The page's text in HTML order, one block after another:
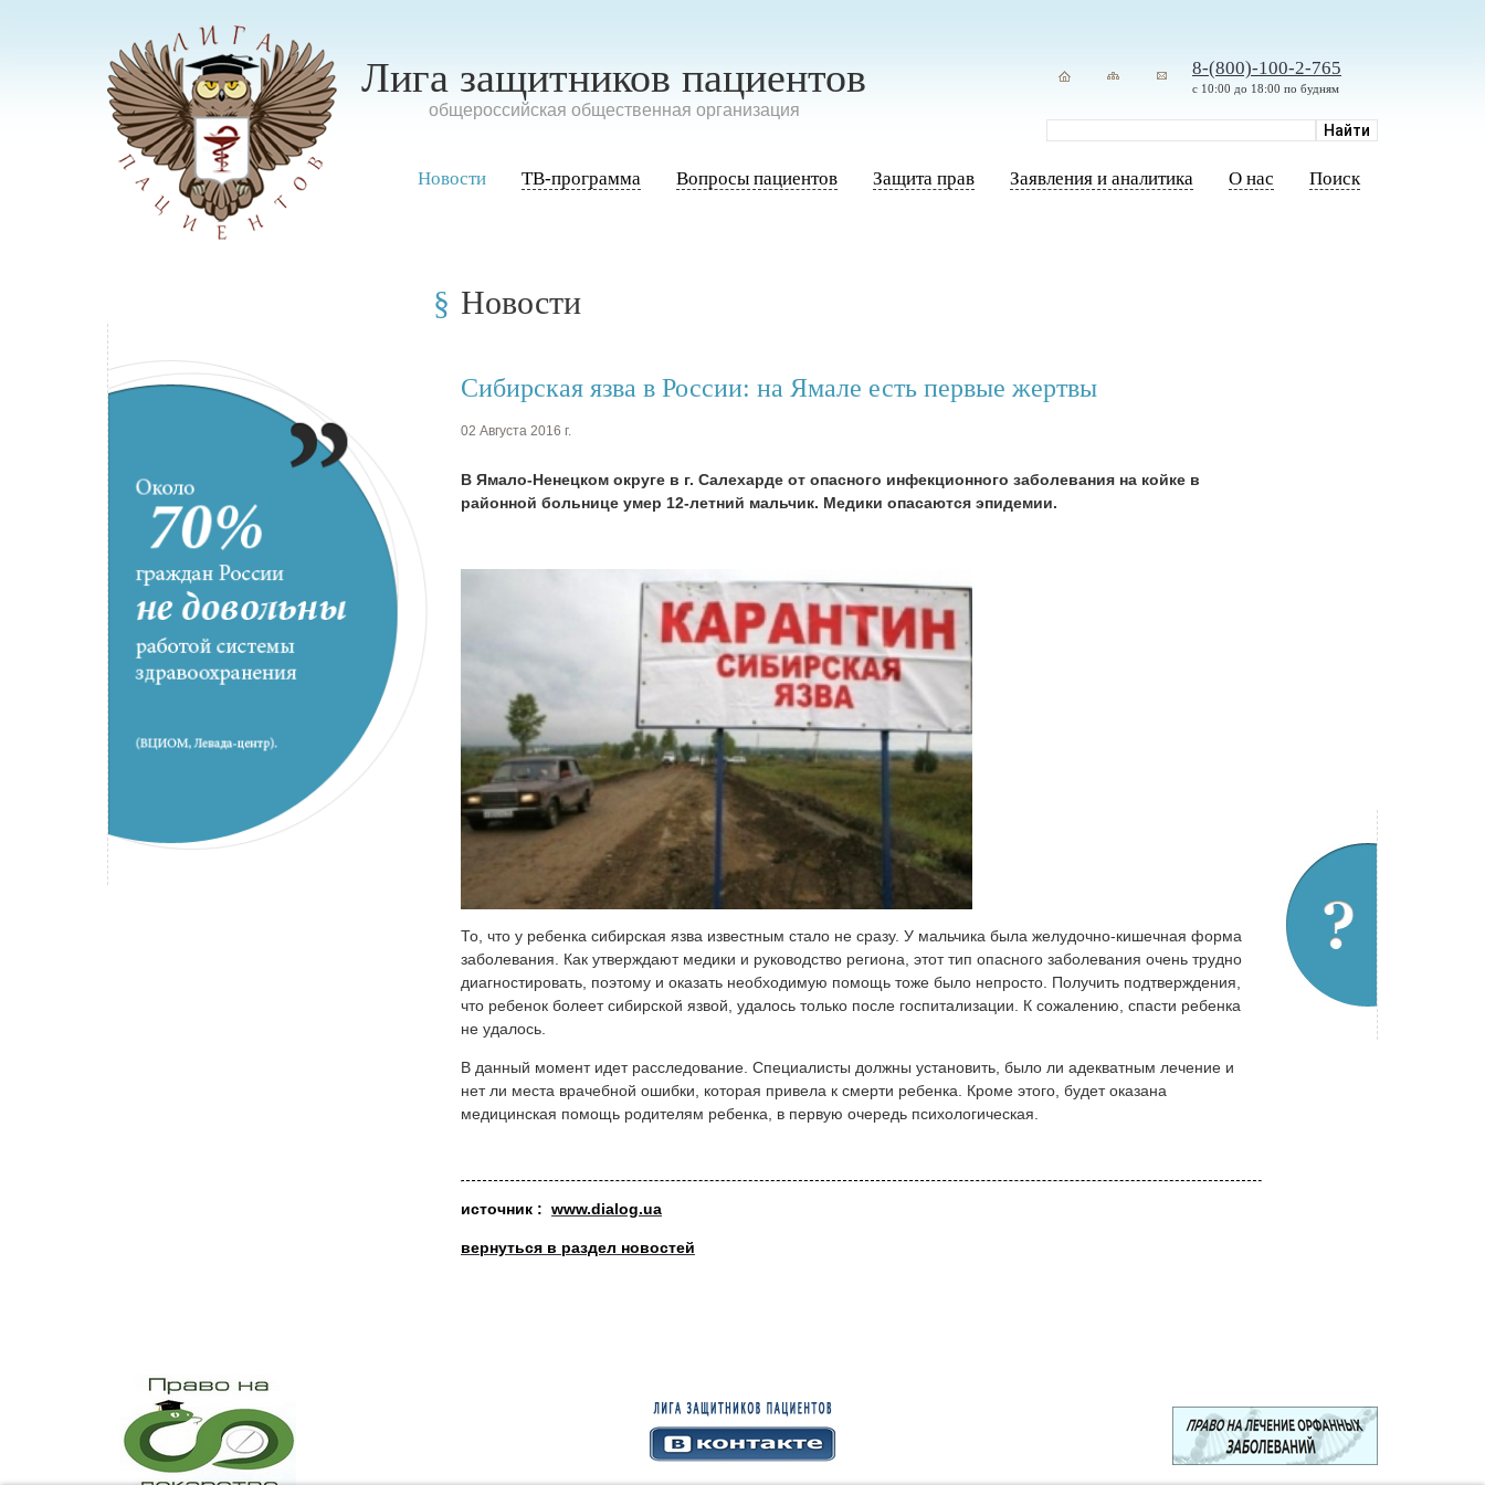
Лига защитников пациентов
oбщероссийская общественная организация
8-(800)-100-2-765
с 10:00 до 18:00 по будням
Новости ТВ-программа Вопросы пациентов Защита прав Заявления и аналитика О нас Поиск
Новости
Сибирская язва в России: на Ямале есть первые жертвы
02 Августа 2016 г.
В Ямало-Ненецком округе в г. Салехарде от опасного инфекционного заболевания на койке в
районной больнице умер 12-летний мальчик. Медики опасаются эпидемии.
То, что у ребенка сибирская язва известным стало не сразу. У мальчика была желудочно-кишечная форма
заболевания. Как утверждают медики и руководство региона, этот тип опасного заболевания очень трудно
диагностировать, поэтому и оказать необходимую помощь тоже было непросто. Получить подтверждения,
что ребенок болеет сибирской язвой, удалось только после госпитализации. К сожалению, спасти ребенка
не удалось.
В данный момент идет расследование. Специалисты должны установить, было ли адекватным лечение и
нет ли места врачебной ошибки, которая привела к смерти ребенка. Кроме этого, будет оказана
медицинская помощь родителям ребенка, в первую очередь психологическая.
источник : www.dialog.ua
вернуться в раздел новостей